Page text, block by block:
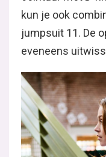
kun je ook
jumpsuit 11. De
eveneens